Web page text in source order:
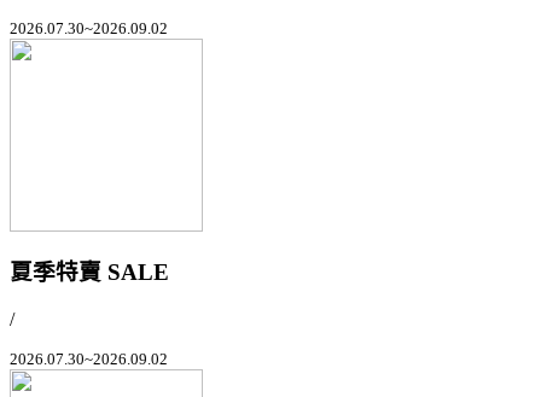
2026.07.30~2026.09.02
夏季特賣 SALE
/
2026.07.30~2026.09.02